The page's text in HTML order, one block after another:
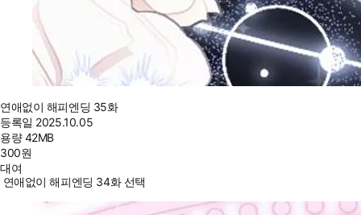
연애없이 해피엔딩 35화
등록일 2025.10.05
용량42MB
300원
대여
연애없이 해피엔딩 34화 선택